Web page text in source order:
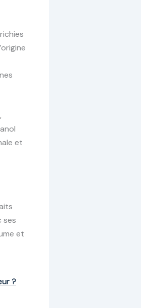
et
ses
et
?